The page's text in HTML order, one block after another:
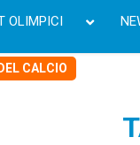
OLIMPICI
CALCIO